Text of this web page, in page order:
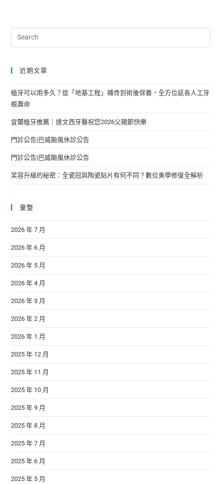
近期文章
植牙可以用多久？從「地基工程」補骨到術後保養，全方位延長人工牙
根壽命
宜蘭植牙推薦｜達文西牙醫祝您2026父親節快樂
門診公告|巴威颱風休診公告
門診公告|巴威颱風休診公告
笑容升級的秘密：全瓷冠與陶瓷貼片有何不同？數位美學修復全解析
彙整
2026 年 7 月
2026 年 6 月
2026 年 5 月
2026 年 4 月
2026 年 3 月
2026 年 2 月
2026 年 1 月
2025 年 12 月
2025 年 11 月
2025 年 10 月
2025 年 9 月
2025 年 8 月
2025 年 7 月
2025 年 6 月
2025 年 5 月